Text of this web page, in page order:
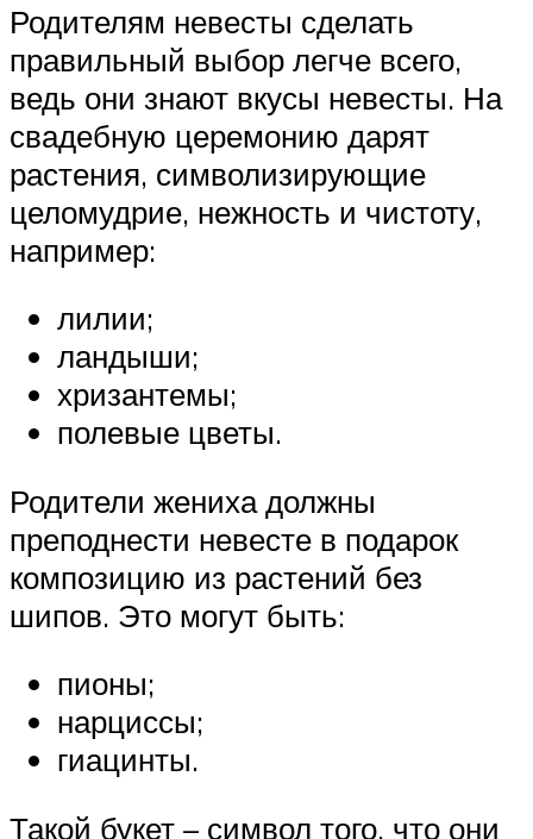
Родителям невесты сделать
правильный выбор легче всего,
ведь они знают вкусы невесты. На
свадебную церемонию дарят
растения, символизирующие
целомудрие, нежность и чистоту,
например:
лилии;
ландыши;
хризантемы;
полевые цветы.
Родители жениха должны
преподнести невесте в подарок
композицию из растений без
шипов. Это могут быть:
пионы;
нарциссы;
гиацинты.
Такой букет – символ того, что они